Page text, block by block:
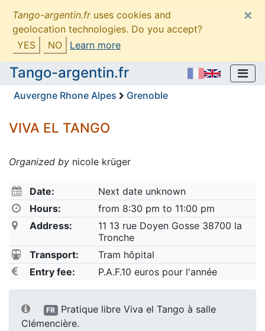
Tango-argentin.fruses cookies and
geolocation technologies. Do you accept?
YES
NO Learn more
×
Tango-argentin.fr
Auvergne Rhone Alpes Grenoble
VIVA EL TANGO
Organized by nicole krüger
Date:
Next date unknown
Hours:
from 8:30 pm to 11:00 pm
Address:
11 13 rue Doyen Gosse 38700 la
Tronche
Transport:
Tram hôpital
Entry fee:
P.A.F.10 euros pour l'année
FR
Pratique libre Viva el Tango à salle
Clémencière.